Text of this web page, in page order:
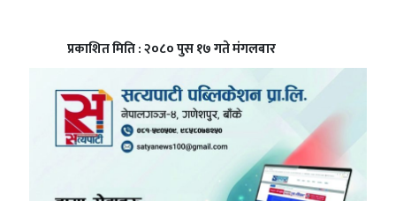
प्रकाशित मिति : २०८० पुस १७ गते मंगलबार